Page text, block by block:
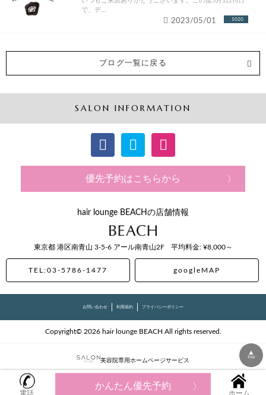
で、デ...
1020
2023/05/01
ブログ一覧に戻る
SALON INFORMATION
優先予約はこちらから
hair lounge BEACHの店舗情報
東京都 港区南青山 3-5-6 アール南青山2F 平均料金: ¥8,000～
TEL:03-5786-1477 googleMAP
お問い合わせ 利用規約 プライバシーポリシー
Copyright© 2026 hair lounge BEACH All rights reserved.
美容院専用ホームページサービス
▲
top
電話
かんたん優先予約
ホーム